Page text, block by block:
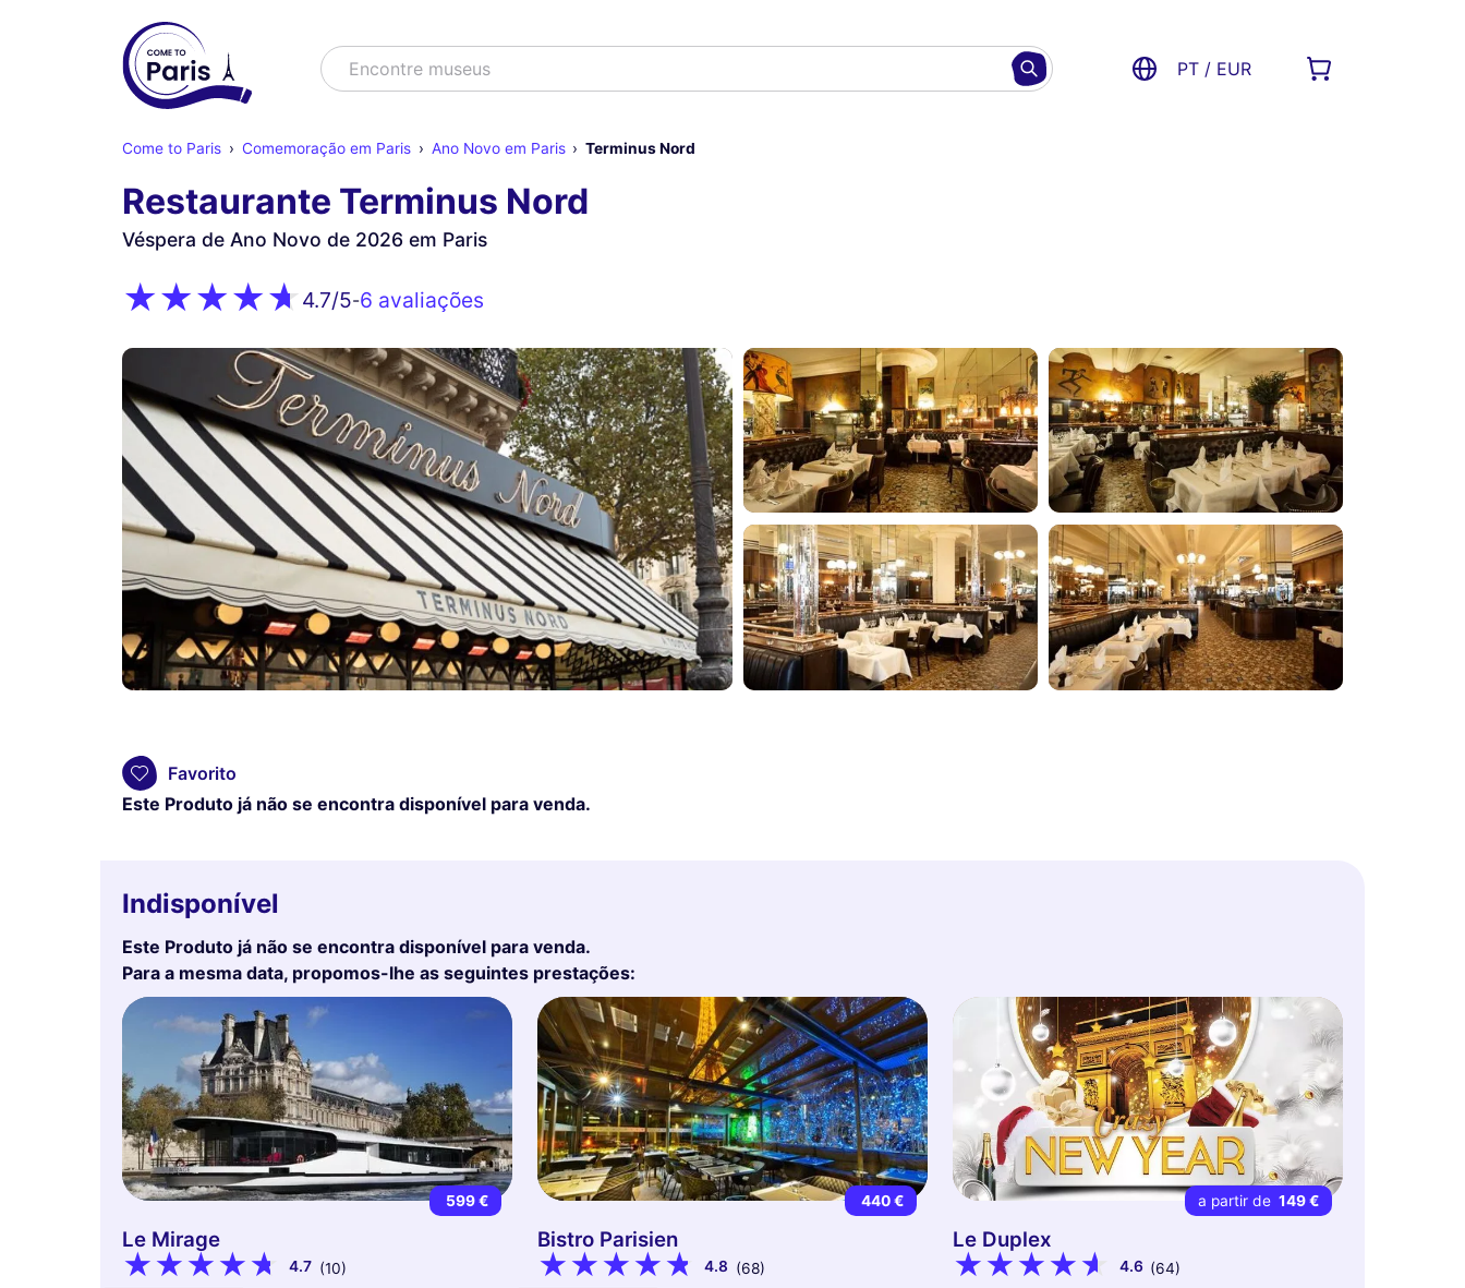
BuscarEncontre mus PT / EUR
Come to Paris Comemoração em Paris Ano Novo em Paris Terminus Nord
Restaurante Terminus Nord
Véspera de Ano Novo de 2026 em Paris
4.7/5-6 avaliações
Favorito
Este Produto já não se encontra disponível para venda.
Indisponível
Este Produto já não se encontra disponível para venda.
Para a mesma data, propomos-lhe as seguintes prestações:
599 €
Le Mirage
4.7 (10)
440 €
Bistro Parisien
4.8 (68)
a partir de 149 €
Le Duplex
4.6 (64)